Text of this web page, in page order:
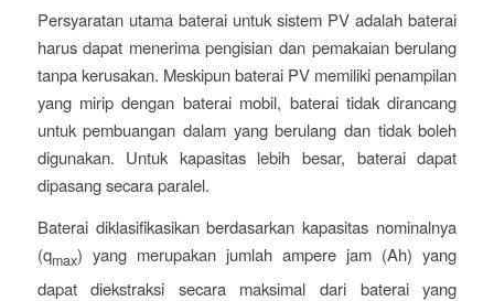
Persyaratan utama baterai untuk sistem PV adalah baterai
harus dapat menerima pengisian dan pemakaian berulang
tanpa kerusakan. Meskipun baterai PV memiliki penampilan
yang mirip dengan baterai mobil, baterai tidak dirancang
untuk pembuangan dalam yang berulang dan tidak boleh
digunakan. Untuk kapasitas lebih besar, baterai dapat
dipasang secara paralel.
Baterai diklasifikasikan berdasarkan kapasitas nominalnya
(qmax) yang merupakan jumlah ampere jam (Ah) yang
dapat diekstraksi secara maksimal dari baterai yang